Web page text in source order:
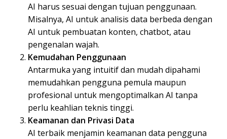
AI harus sesuai dengan tujuan penggunaan.
Misalnya, AI untuk analisis data berbeda dengan
AI untuk pembuatan konten, chatbot, atau
pengenalan wajah.
Kemudahan Penggunaan
Antarmuka yang intuitif dan mudah dipahami
memudahkan pengguna pemula maupun
profesional untuk mengoptimalkan AI tanpa
perlu keahlian teknis tinggi.
Keamanan dan Privasi Data
AI terbaik menjamin keamanan data pengguna